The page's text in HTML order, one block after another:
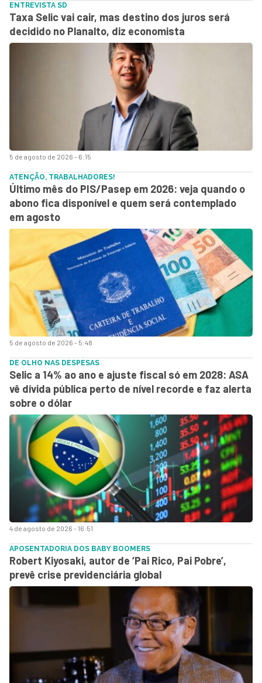
5 de agosto de 2026 - 6:15
ENTREVISTA SD
Taxa Selic vai cair, mas destino dos juros será
decidido no Planalto, diz economista
5 de agosto de 2026 - 5:48
ATENÇÃO, TRABALHADORES!
Último mês do PIS/Pasep em 2026: veja quando o
abono fica disponível e quem será contemplado
em agosto
4 de agosto de 2026 - 16:51
DE OLHO NAS DESPESAS
Selic a 14% ao ano e ajuste fiscal só em 2028: ASA
vê dívida pública perto de nível recorde e faz alerta
sobre o dólar
APOSENTADORIA DOS BABY BOOMERS
Robert Kiyosaki, autor de ‘Pai Rico, Pai Pobre’,
prevê crise previdenciária global